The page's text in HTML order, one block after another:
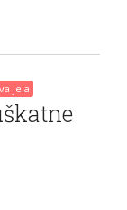
jela